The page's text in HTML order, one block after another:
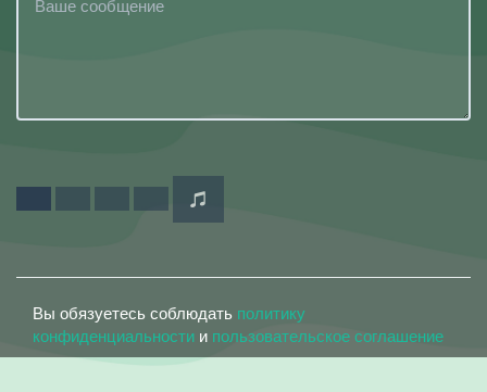
Вы обязуетесь соблюдать политику
конфиденциальности и пользовательское соглашение